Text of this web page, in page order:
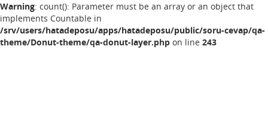
Warning: count(): Parameter must be an array or an object that
implements Countable in
/srv/users/hatadeposu/apps/hatadeposu/public/soru-cevap/qa-
theme/Donut-theme/qa-donut-layer.php on line 243